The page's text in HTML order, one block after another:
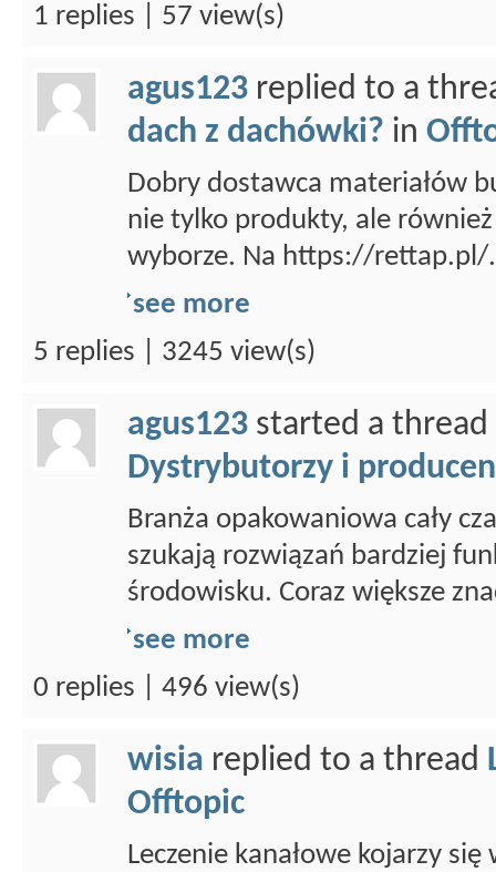
1 replies | 57 view(s)
agus123 replied to a
dach z dachówki? in
Dobry dostawca materiałów
nie tylko produkty, ale
wyborze. Na https://rettap.pl/
see more
5 replies | 3245 view(s)
agus123 started a thread
Dystrybutorzy i
Branża opakowaniowa cały
szukają rozwiązań bardziej
środowisku. Coraz większe
see more
0 replies | 496 view(s)
wisia replied to a thread
Offtopic
Leczenie kanałowe kojarzy